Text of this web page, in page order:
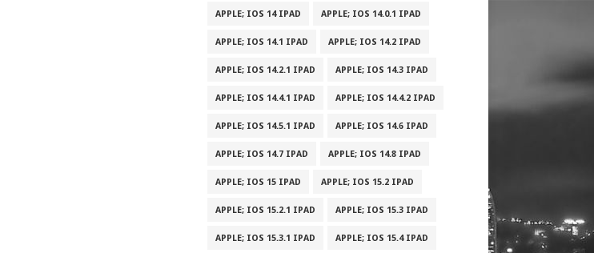
APPLE; IOS 14 IPAD APPLE; IOS 14.0.1 IPAD
APPLE; IOS 14.1 IPAD APPLE; IOS 14.2 IPAD
APPLE; IOS 14.2.1 IPAD APPLE; IOS 14.3 IPAD
APPLE; IOS 14.4.1 IPAD APPLE; IOS 14.4.2 IPAD
APPLE; IOS 14.5.1 IPAD APPLE; IOS 14.6 IPAD
APPLE; IOS 14.7 IPAD APPLE; IOS 14.8 IPAD
APPLE; IOS 15 IPAD APPLE; IOS 15.2 IPAD
APPLE; IOS 15.2.1 IPAD APPLE; IOS 15.3 IPAD
APPLE; IOS 15.3.1 IPAD APPLE; IOS 15.4 IPAD